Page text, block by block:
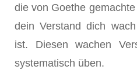
die von Goethe
dein Verstand dich
ist. Diesen wachen
systematisch üben.